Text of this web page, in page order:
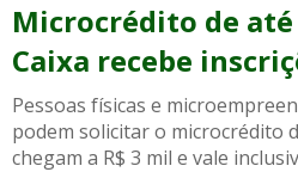
Microcrédito de até
Caixa recebe
Pessoas físicas e
podem solicitar o microcrédito
chegam a R$ 3 mil e vale